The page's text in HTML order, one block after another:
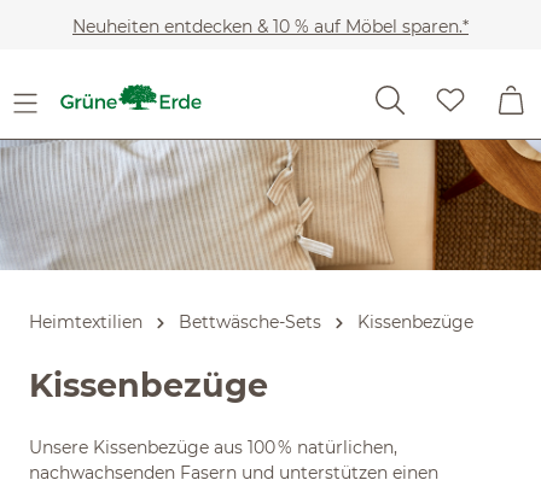
Zum Hauptinhalt springen
Neuheiten entdecken & 10 % auf Möbel sparen.*
Heimtextilien Bettwäsche-Sets Kissenbezüge
Kissenbezüge
Unsere Kissenbezüge aus 100 % natürlichen,
nachwachsenden Fasern und unterstützen einen